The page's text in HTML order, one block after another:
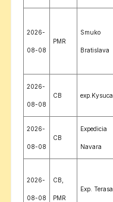
2026-
08-08
PMR
Smuko
Bratislava
2026-
08-08
CB exp.Kysuca
2026-
08-08
CB
Expedicia
Navara
2026-
08-08
CB,
PMR
Exp. Terasa